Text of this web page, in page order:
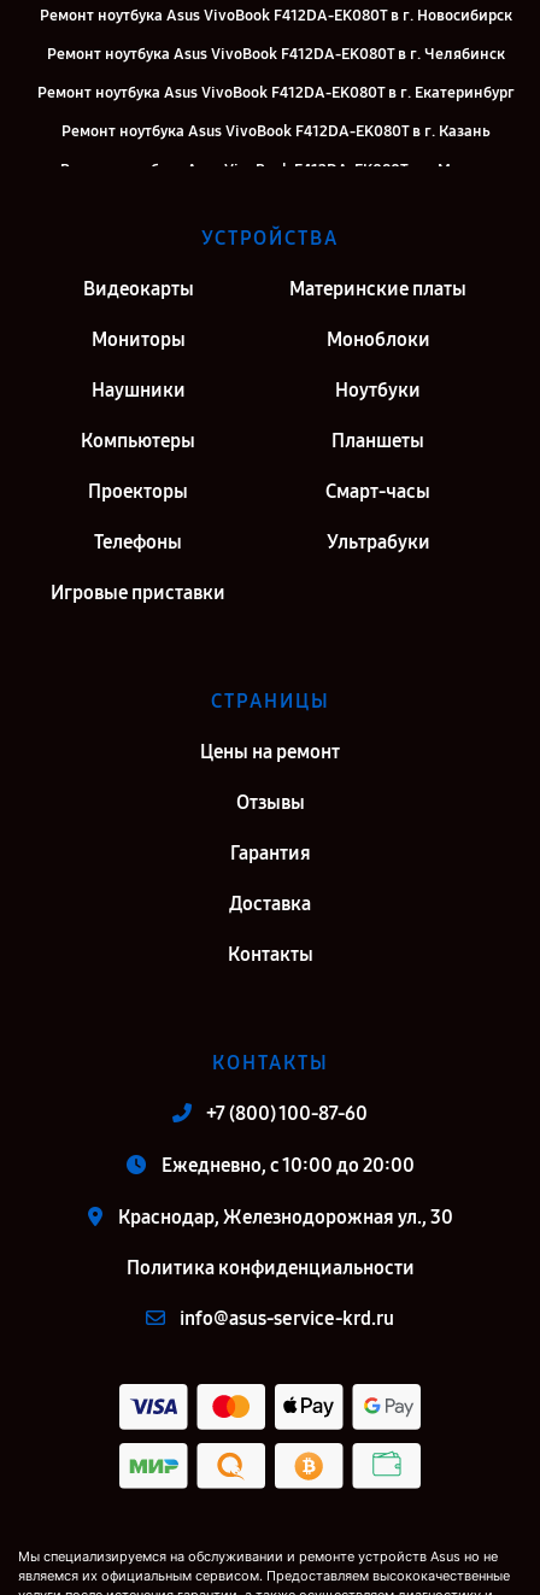
Ремонт ноутбука Asus VivoBook F412DA-EK080T в г. Новосибирск
Ремонт ноутбука Asus VivoBook F412DA-EK080T в г. Челябинск
Ремонт ноутбука Asus VivoBook F412DA-EK080T в г. Екатеринбург
Ремонт ноутбука Asus VivoBook F412DA-EK080T в г. Казань
Ремонт ноутбука Asus VivoBook F412DA-EK080T в г. Москва
Петербург
УСТРОЙСТВА
Видеокарты Материнские платы
Мониторы Моноблоки
Наушники Ноутбуки
Компьютеры Планшеты
Проекторы Смарт-часы
Телефоны Ультрабуки
Игровые приставки
СТРАНИЦЫ
Цены на ремонт
Отзывы
Гарантия
Доставка
Контакты
КОНТАКТЫ
+7 (800) 100-87-60
Ежедневно, с 10:00 до 20:00
Краснодар, Железнодорожная ул., 30
Политика конфиденциальности
info@asus-service-krd.ru
Мы специализируемся на обслуживании и ремонте устройств Asus но не
являемся их официальным сервисом. Предоставляем высококачественные